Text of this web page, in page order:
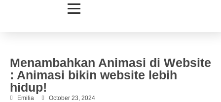
Menambahkan Animasi di Website
: Animasi bikin website lebih
hidup!
Emilia October 23, 2024